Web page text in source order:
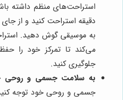
استراحت‌های منظم داشته
دقیقه استراحت کنید و از جای
به موسیقی گوش دهید.
می‌کند تا تمرکز خود را
جلوگیری کنید.
به سلامت جسمی و روحی
جسمی و روحی خود توجه